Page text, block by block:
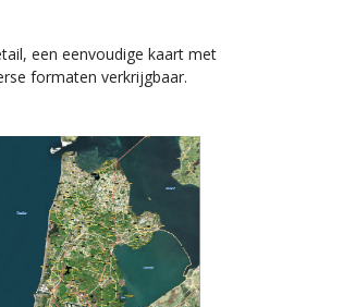
een eenvoudige kaart met
formaten verkrijgbaar.